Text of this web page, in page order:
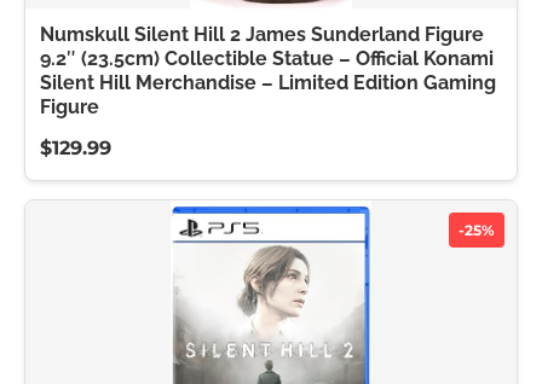
Numskull Silent Hill 2 James Sunderland Figure
9.2″ (23.5cm) Collectible Statue – Official Konami
Silent Hill Merchandise – Limited Edition Gaming
Figure
$129.99
-25%